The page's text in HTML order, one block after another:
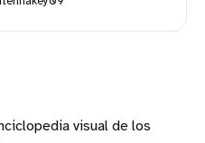
visual de los